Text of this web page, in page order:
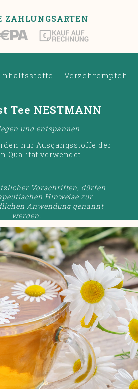
ZAHLUNGSARTEN
Inhaltsstoffe Verzehrempfehlung
Tee NESTMANN
und entspannen
nur Ausgangsstoffe der
Qualität verwendet.
Vorschriften, dürfen
Hinweise zur
Anwendung genannt
werden.